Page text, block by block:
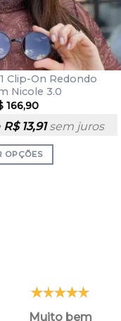
Clip-On Redondo
Nicole 3.0
166,90
R$13,91sem juros
OPÇÕES
Muito bem